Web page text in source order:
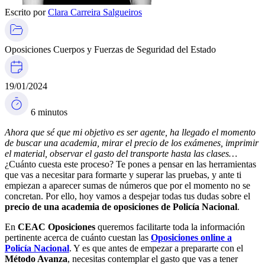
Escrito porClara Carreira Salgueiros
Oposiciones Cuerpos y Fuerzas de Seguridad del Estado
19/01/2024
6 minutos
Ahora que sé que mi objetivo es ser agente, ha llegado el momento
de buscar una academia, mirar el precio de los exámenes, imprimir
el material, observar el gasto del transporte hasta las clases…
¿Cuánto cuesta este proceso? Te pones a pensar en las herramientas
que vas a necesitar para formarte y superar las pruebas, y ante ti
empiezan a aparecer sumas de números que por el momento no se
concretan. Por ello, hoy vamos a despejar todas tus dudas sobre el
precio de una academia de oposiciones de Policía Nacional.
En CEAC Oposiciones queremos facilitarte toda la información
pertinente acerca de cuánto cuestan las Oposiciones online a
Policía Nacional. Y es que antes de empezar a prepararte con el
Método Avanza, necesitas contemplar el gasto que vas a tener